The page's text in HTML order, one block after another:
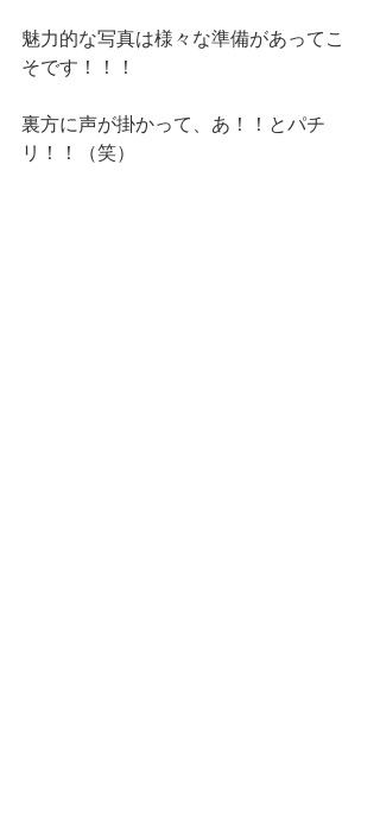
魅力的な写真は様々な準備があってこ
そです！！！
裏方に声が掛かって、あ！！とパチ
リ！！（笑）